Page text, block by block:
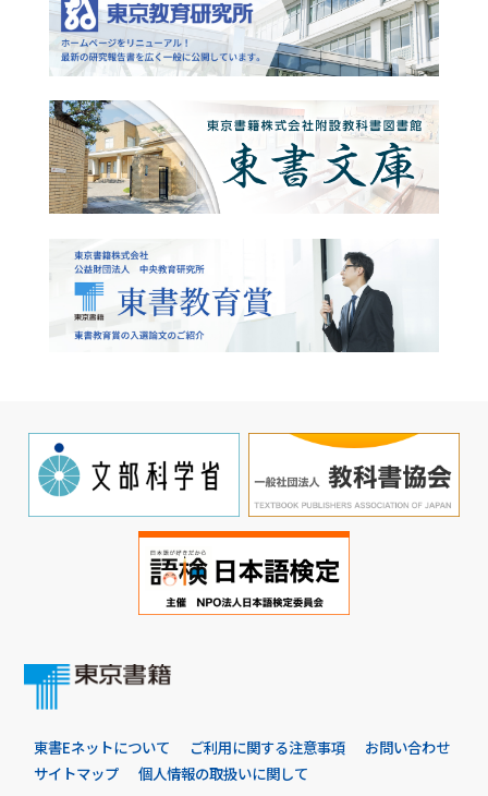
東書Eネットについて ご利用に関する注意事項
お問い合わせ
サイトマップ
個人情報の取扱いに関して